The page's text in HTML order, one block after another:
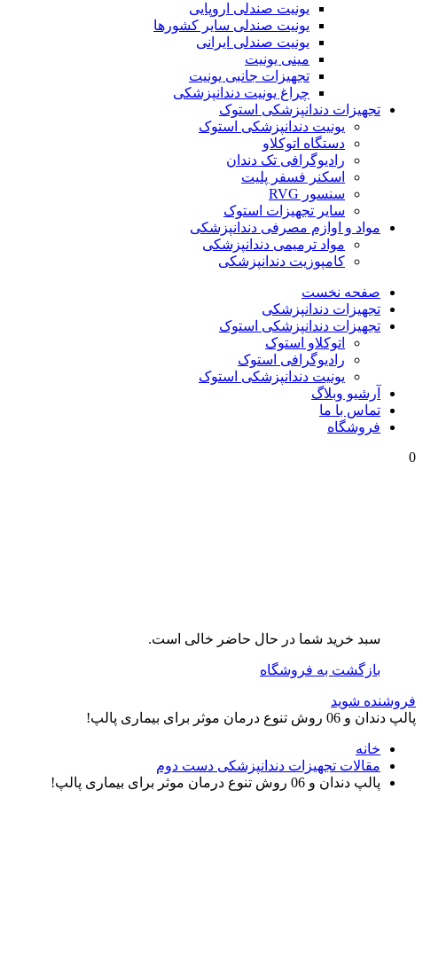
یونیت صندلی اروپایی
یونیت صندلی سایر کشورها
یونیت صندلی ایرانی
مینی یونیت
تجهیزات جانبی یونیت
چراغ یونیت دندانپزشکی
تجهیزات دندانپزشکی استوک
یونیت دندانپزشکی استوک
دستگاه اتوکلاو
رادیوگرافی تک دندان
اسکنر فسفر پلیت
سنسور RVG
سایر تجهیزات استوک
مواد و اوازم مصرفی دندانپزشکی
مواد ترمیمی دندانپزشکی
کامپوزیت دندانپزشکی
صفحه نخست
تجهیزات دندانپزشکی
تجهیزات دندانپزشکی استوک
اتوکلاو استوک
رادیوگرافی استوک
یونیت دندانپزشکی استوک
آرشیو وبلاگ
تماس با ما
فروشگاه
0
سبد خرید شما در حال حاضر خالی است.
بازگشت به فروشگاه
فروشنده شوید
پالپ دندان و 06 روش تنوع درمان موثر برای بیماری پالپ!
خانه
مقالات تجهیزات دندانپزشکی دست دوم
پالپ دندان و 06 روش تنوع درمان موثر برای بیماری پالپ!